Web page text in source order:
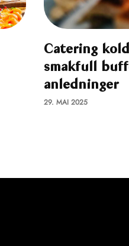
Catering
smakfull
anledninger
29. MAI 2025